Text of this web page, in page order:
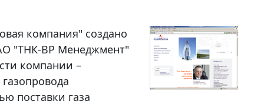
компания" создано
"ТНК-BP Менеджмент"
компании –
поставки газа